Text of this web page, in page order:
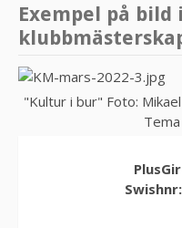
Exempel på bild
"Kultur i bur" Foto: